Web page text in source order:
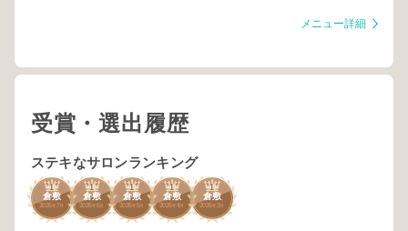
メニュー詳細
受賞・選出履歴
ステキなサロンランキング
1
倉敷
2026年 7
1
倉敷
2026年 6月
1
倉敷
2026年 5月
1
倉敷
2026年 4
1
倉敷
2026年 3月